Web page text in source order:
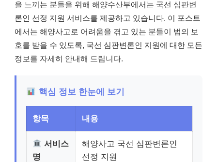
을 느끼는 분들을 위해 해양수산부에서는 국선 심판변
론인 선정 지원 서비스를 제공하고 있습니다. 이 포스트
에서는 해양사고로 어려움을 겪고 있는 분들이 법의 보
호를 받을 수 있도록, 국선 심판변론인 지원에 대한 모든
정보를 자세히 안내해 드립니다.
핵심 정보 한눈에 보기
항목 내용
서비스
명
해양사고 국선 심판변론인
선정 지원